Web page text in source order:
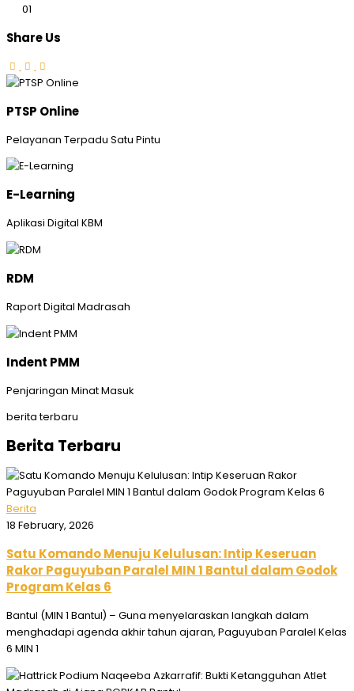
01
Share Us
PTSP Online
Pelayanan Terpadu Satu Pintu
E-Learning
Aplikasi Digital KBM
RDM
Raport Digital Madrasah
Indent PMM
Penjaringan Minat Masuk
berita terbaru
Berita Terbaru
Berita
18 February, 2026
Satu Komando Menuju Kelulusan: Intip Keseruan
Rakor Paguyuban Paralel MIN 1 Bantul dalam Godok
Program Kelas 6
Bantul (MIN 1 Bantul) – Guna menyelaraskan langkah dalam
menghadapi agenda akhir tahun ajaran, Paguyuban Paralel Kelas
6 MIN 1